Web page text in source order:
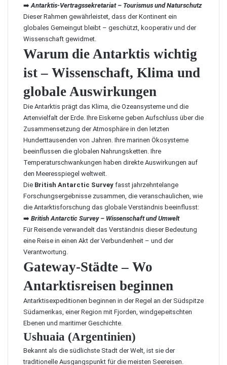
➡️Antarktis-Vertragssekretariat – Tourismus und Naturschutz
Dieser Rahmen gewährleistet, dass der Kontinent ein
globales Gemeingut bleibt – geschützt, kooperativ und der
Wissenschaft gewidmet.
Warum die Antarktis wichtig
ist – Wissenschaft, Klima und
globale Auswirkungen
Die Antarktis prägt das Klima, die Ozeansysteme und die
Artenvielfalt der Erde. Ihre Eiskerne geben Aufschluss über die
Zusammensetzung der Atmosphäre in den letzten
Hunderttausenden von Jahren. Ihre marinen Ökosysteme
beeinflussen die globalen Nahrungsketten. Ihre
Temperaturschwankungen haben direkte Auswirkungen auf
den Meeresspiegel weltweit.
Die British Antarctic Survey fasst jahrzehntelange
Forschungsergebnisse zusammen, die veranschaulichen, wie
die Antarktisforschung das globale Verständnis beeinflusst:
➡️ British Antarctic Survey – Wissenschaft und Umwelt
Für Reisende verwandelt das Verständnis dieser Bedeutung
eine Reise in einen Akt der Verbundenheit – und der
Verantwortung.
Gateway-Städte – Wo
Antarktisreisen beginnen
Antarktisexpeditionen beginnen in der Regel an der Südspitze
Südamerikas, einer Region mit Fjorden, windgepeitschten
Ebenen und maritimer Geschichte.
Ushuaia (Argentinien)
Bekannt als die südlichste Stadt der Welt, ist sie der
traditionelle Ausgangspunkt für die meisten Seereisen.